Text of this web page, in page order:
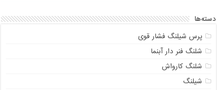
دسته‌ها
پرس شیلنگ فشار قوی
شلنگ فنر دار آبنما
شلنگ کارواش
شیلنگ